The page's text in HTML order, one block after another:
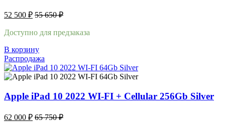
52 500 ₽ 55 650₽
Доступно для предзаказа
В корзину
Распродажа
Apple iPad 10 2022 WI-FI + Cellular 256Gb Silver
62 000 ₽ 65 750₽